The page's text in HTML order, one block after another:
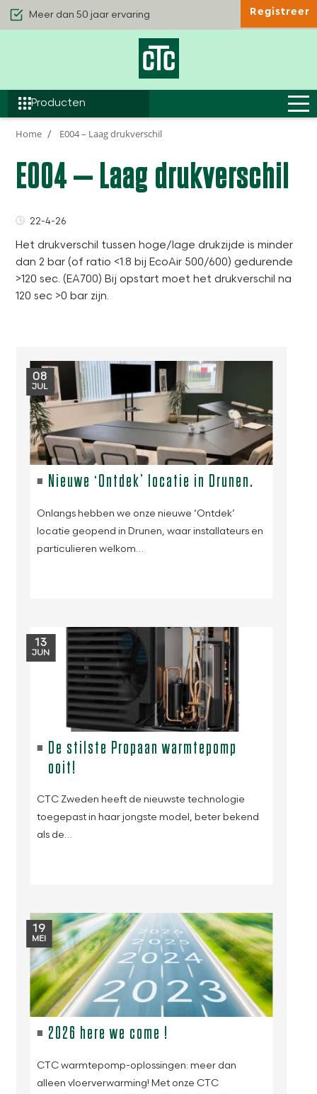
Kwaliteit & Comfort
Efficiëntie
Producten
Registreer
Home E004 – Laag drukverschil
E004 – Laag drukverschil
22-4-26
Het drukverschil tussen hoge/lage drukzijde is minder
dan 2 bar (of ratio <1.8 bij EcoAir 500/600) gedurende
>120 sec. (EA700) Bij opstart moet het drukverschil na
120 sec >0 bar zijn.
08
JUL
Nieuwe ‘Ontdek’ locatie in Drunen.
Onlangs hebben we onze nieuwe ‘Ontdek’
locatie geopend in Drunen, waar installateurs en
particulieren welkom…
13
JUN
De stilste Propaan warmtepomp
ooit!
CTC Zweden heeft de nieuwste technologie
toegepast in haar jongste model, beter bekend
als de…
19
MEI
2026 here we come !
CTC warmtepomp-oplossingen: meer dan
alleen vloerverwarming! Met onze CTC